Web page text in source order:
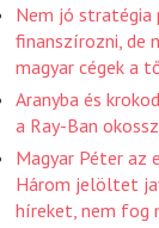
Nem jó
finanszírozni, de
magyar cégek a
Aranyba és
a Ray-Ban
Magyar Péter az
Három jelöltet
híreket, nem fog